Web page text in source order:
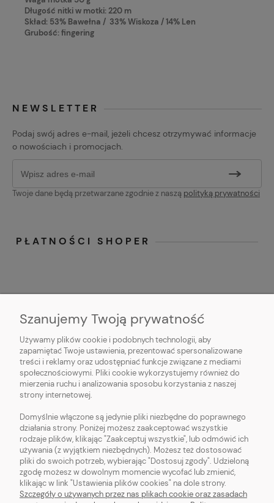
Długość nitki w motki: 220 m
Skład: 53% Bawełna / 33% Wiskoza / 14% Len
Grubość: fingering
NEWSLETTER
Podaj swój adres e-mail, jeżeli chcesz otrzymywać informacje
o nowościach i promocjach.
Twoje dane będą przetwarzane zgodnie z naszą polityką prywatności
PŁATNOŚCI SHOPER
O NAS
OBSŁUGA KLIENTA
POMOC
MOJE KONTO
Sklep z włóczką. Internetowa pasmanteria. Włóczki wełniane. Włóczki
Szanujemy Twoją prywatność
Używamy plików cookie i podobnych technologii, aby
zapamiętać Twoje ustawienia, prezentować spersonalizowane
treści i reklamy oraz udostępniać funkcje związane z mediami
społecznościowymi. Pliki cookie wykorzystujemy również do
mierzenia ruchu i analizowania sposobu korzystania z naszej
strony internetowej.
Domyślnie włączone są jedynie pliki niezbędne do poprawnego
działania strony. Poniżej możesz zaakceptować wszystkie
rodzaje plików, klikając "Zaakceptuj wszystkie", lub odmówić ich
używania (z wyjątkiem niezbędnych). Możesz też dostosować
pliki do swoich potrzeb, wybierając "Dostosuj zgody". Udzieloną
zgodę możesz w dowolnym momencie wycofać lub zmienić,
klikając w link "Ustawienia plików cookies" na dole strony.
Szczegóły o używanych przez nas plikach cookie oraz zasadach